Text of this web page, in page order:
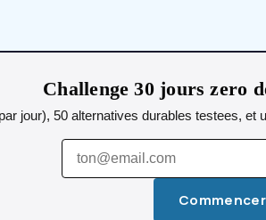
Challenge 30 jours zero
jour), 50 alternatives durables testees,